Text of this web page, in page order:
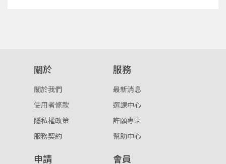
入。
重設密碼
點擊下方「確定」將前一位使用者強制登出。
確定
取消
關於
關於我們
使用者條款
隱私權政策
服務契約
服務
最新消息
選課中心
許願專區
幫助中心
申請 會員